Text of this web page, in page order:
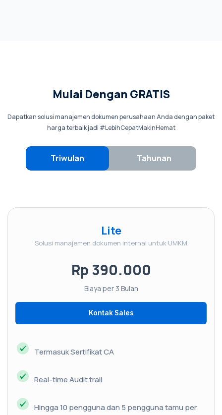
Mulai Dengan GRATIS
Dapatkan solusi manajemen dokumen perusahaan Anda dengan paket
harga terbaik jadi #LebihCepatMakinHemat
Triwulan
Lite
Solusi manajemen dokumen internal untuk UMKM
Rp 390.000
Biaya per 3 Bulan
Kontak Sales
Termasuk Sertifikat CA
Real-time Audit trail
Hingga 10 pengguna dan 5 pengguna tamu per